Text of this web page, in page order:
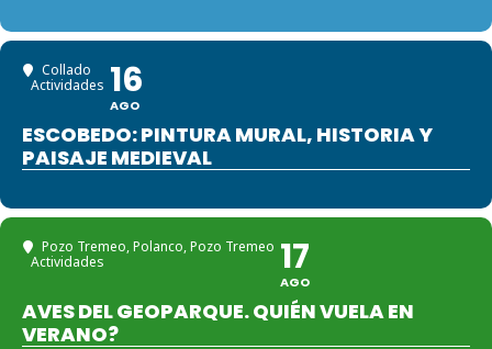
Collado
Actividades 16
AGO
ESCOBEDO: PINTURA MURAL, HISTORIA Y
PAISAJE MEDIEVAL
Pozo Tremeo, Polanco, Pozo Tremeo
Actividades
17
AGO
AVES DEL GEOPARQUE. QUIÉN VUELA EN
VERANO?